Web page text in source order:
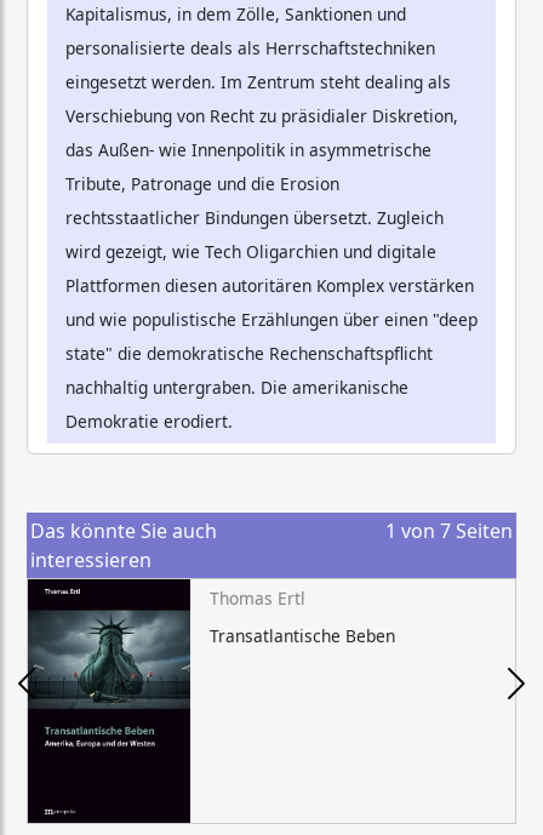
Kapitalismus, in dem Zölle, Sanktionen und
personalisierte deals als Herrschaftstechniken
eingesetzt werden. Im Zentrum steht dealing als
Verschiebung von Recht zu präsidialer Diskretion,
das Außen- wie Innenpolitik in asymmetrische
Tribute, Patronage und die Erosion
rechtsstaatlicher Bindungen übersetzt. Zugleich
wird gezeigt, wie Tech Oligarchien und digitale
Plattformen diesen autoritären Komplex verstärken
und wie populistische Erzählungen über einen "deep
state" die demokratische Rechenschaftspflicht
nachhaltig untergraben. Die amerikanische
Demokratie erodiert.
Das könnte Sie auch
interessieren
1 von 7 Seiten
Thomas Ertl
Transatlantische Beben